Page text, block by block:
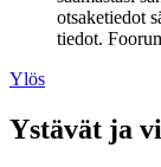
otsaketiedot
tiedot.
Ylös
Ystävät ja